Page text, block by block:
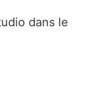
dans le